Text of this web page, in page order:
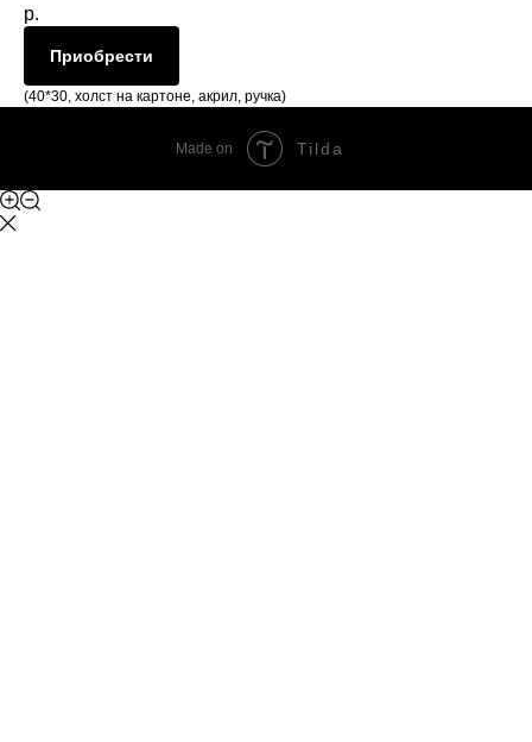
р.
Приобрести
(40*30, холст на картоне, акрил, ручка)
Made on Tilda